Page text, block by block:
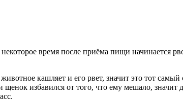
время после приёма пищи
кашляет и его рвет, значит это тот
щенок избавился от того, что ему мешало,